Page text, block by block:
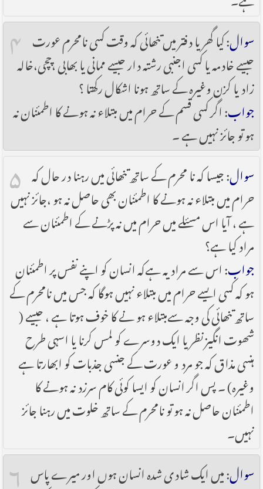
۴ سوال: کیا گھر یا دفتر میں تنھائی کہ وقت کسی نامحرم عورت
جیسے خادمہ یا کسی اجنبی رشتہ دار جیسے ممانی یا بھابی ،چچی،خالہ
زاد یا کزن وغیرہ کے ساتھ ہونا اشکال رکھتا ؟
جواب: اگر کسی قسم کے حرام میں مبتلاء نہ ہونے کا اطمئنان نہ
ہو تو جائز نہیں ہے ۔
۵ سوال: جیسا کہ نا محرم کے ساتھ تنھائی میں رہنا در حال کہ
حرام میں مبتلاء نہ ہونے کا اطمئنان بھی حاصل نہ ہو ،جائز نہیں
ہے ، آیا اس مسئلے میں حرام میں نہ پڑنے کے اطمئنان سے
مراد کیا ہے؟
جواب: اس سے مراد یہ ہےکہ انسان کو اپنے نفس پر اطمئنان
ہو کہ کسی ایسے حرام میں مبتلاء نہیں ہوگا کہ جس میں نامحرم کے
ساتھ تنھائی کی وجہ سےمبتلاء ہو نے کا خوف ہوتا ہے ، جیسے (
شھوت انگیز نظر یا ایک دوسرے کو لمس کرنا یا اسہی طرح
ہنسی مذاق کہ جو مرد و عورت کے جنسی جذبات کو ابھارتا ہے
وغیرہ) ۔ پس اگر انسان کو ایسا کوئی کام سرزد نہ ہونے کا
اطمئنان حاصل نہ ہو تو نامحرم کے ساتھ خلوت میں رہنا جائز
نہیں۔
۶ سوال: میں ایک شادی شدہ انسان ہوں اور میرے پاس